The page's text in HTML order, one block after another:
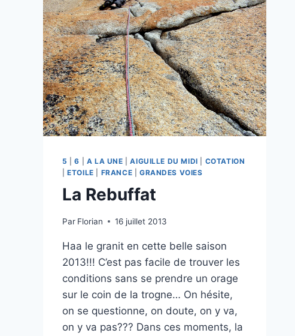
5 |6 A LA UNE |AIGUILLE DU MIDI
COTATION
|ETOILE FRANCE GRANDES VOIES
La Rebuffat
Par Florian 16 juillet 2013
Haa le granit en cette belle saison
2013!!! C’est pas facile de trouver les
conditions sans se prendre un orage
sur le coin de la trogne… On hésite,
on se questionne, on doute, on y va,
on y va pas??? Dans ces moments, la